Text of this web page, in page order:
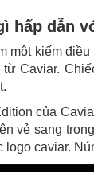
hấp dẫn
một kiếm
Caviar.
của
vẻ sang
caviar.